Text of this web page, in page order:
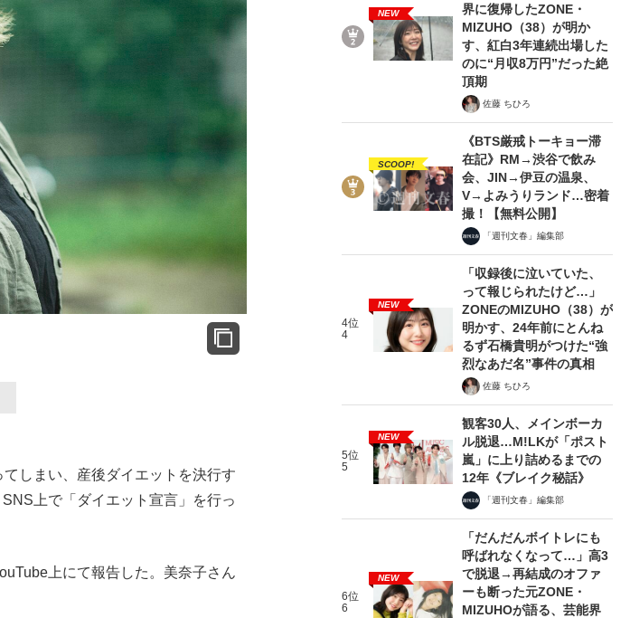
しまい、産後ダイエットを決行す
上で「ダイエット宣言」を行っ
上にて報告した。美奈子さん
NEW
界に復帰したZONE・
MIZUHO（38）が明か
す、紅白3年連続出場した
のに“月収8万円”だった絶
頂期
佐藤 ちひろ
SCOOP!
《BTS厳戒トーキョー滞
在記》RM→渋谷で飲み
会、JIN→伊豆の温泉、
V→よみうりランド…密着
撮！【無料公開】
「週刊文春」編集部
4位
4
NEW
「収録後に泣いていた、
って報じられたけど…」
ZONEのMIZUHO（38）が
明かす、24年前にとんね
るず石橋貴明がつけた“強
烈なあだ名”事件の真相
佐藤 ちひろ
5位
5
NEW
観客30人、メインボーカ
ル脱退…M!LKが「ポスト
嵐」に上り詰めるまでの
12年《ブレイク秘話》
「週刊文春」編集部
6位
6
NEW
「だんだんボイトレにも
呼ばれなくなって…」高3
で脱退→再結成のオファ
ーも断った元ZONE・
MIZUHOが語る、芸能界